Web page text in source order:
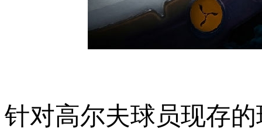
针对高尔夫球员现存